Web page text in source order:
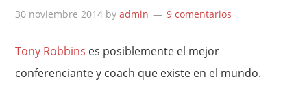
30 noviembre 2014 byadmin 9 comentarios
Tony Robbins es posiblemente el mejor
conferenciante y coach que existe en el mundo.